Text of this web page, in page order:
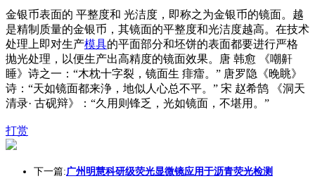
金银币表面的 平整度和 光洁度，即称之为金银币的镜面。越
是精制质量的金银币，其镜面的平整度和光洁度越高。在技术
处理上即对生产模具的平面部分和坯饼的表面都要进行严格
抛光处理，以便生产出高精度的镜面效果。唐 韩愈 《嘲鼾
睡》诗之一：“木枕十字裂，镜面生 痱癗。” 唐罗隐《晚眺》
诗：“天如镜面都来浄，地似人心总不平。” 宋 赵希鹄 《洞天
清录· 古砚辩》：“久用则锋乏，光如镜面，不堪用。”
打赏
下一篇:广州明慧科研级荧光显微镜应用于沥青荧光检测